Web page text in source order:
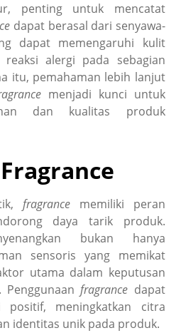
penting untuk mencatat
dapat berasal dari senyawa-
dapat memengaruhi kulit
alergi pada sebagian
itu, pemahaman lebih lanjut
menjadi kunci untuk
dan kualitas produk
fragrance memiliki peran
daya tarik produk.
bukan hanya
sensoris yang memikat
utama dalam keputusan
Penggunaanfragrance dapat
positif, meningkatkan citra
identitas unik pada produk.